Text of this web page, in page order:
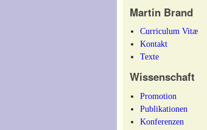
Martin Brand
Curriculum Vitæ
Kontakt
Texte
Wissenschaft
Promotion
Publikationen
Konferenzen